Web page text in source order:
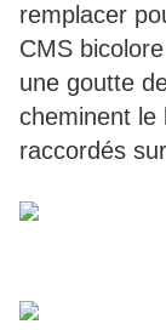
remplacer
CMS
une goutte
cheminent le
raccordés